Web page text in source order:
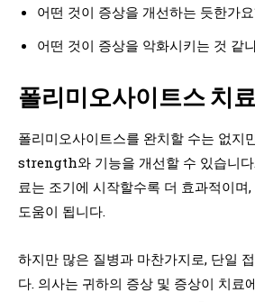
어떤 것이 증상을 개선하는 듯한가
어떤 것이 증상을 악화시키는 것 같
폴리미오사이트스 치료
폴리미오사이트스를 완치할 수는 없지
strength와 기능을 개선할 수 있습니다
료는 조기에 시작할수록 더 효과적이며
도움이 됩니다.
하지만 많은 질병과 마찬가지로, 단일
다. 의사는 귀하의 증상 및 증상이 치료